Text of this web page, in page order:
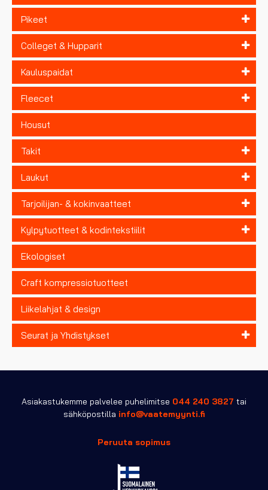
Pikeet
Colleget & Hupparit
Kauluspaidat
Fleecet
Housut
Takit
Laukut
Tarjoilijan- & kokinvaatteet
Kylpytuotteet & kodintekstiilit
Ekologiset
Craft kompressiotuotteet
Liikelahjat & design
Seurat ja Yhdistykset
Asiakastukemme palvelee puhelimitse 044 240 3827 tai
sähköpostilla info@vaatemyynti.fi
Peruuta sopimus